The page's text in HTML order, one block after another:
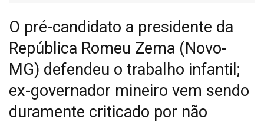
O pré-candidato a presidente da
República Romeu Zema (Novo-
MG) defendeu o trabalho infantil;
ex-governador mineiro vem sendo
duramente criticado por não